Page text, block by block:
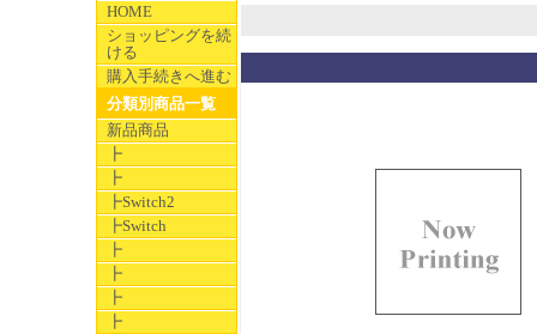
HOME
ショッピングを続
ける
購入手続きへ進む
分類別商品一覧
新品商品
┣
┣
┣Switch2
┣Switch
┣
┣
┣
┣